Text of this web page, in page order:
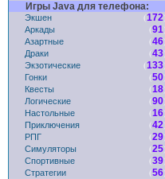
Игры Java для телефона:
Экшен (172
Аркады
(91
Азартные
(46
Драки
(43
Экзотические
(133
Гонки
(50
Квесты
(18
Логические
(90
Настольные
(16
Приключения
(42
РПГ
(29
Симуляторы
(25
Спортивные
(39
Стратегии
(56